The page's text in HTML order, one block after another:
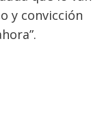
y convicción